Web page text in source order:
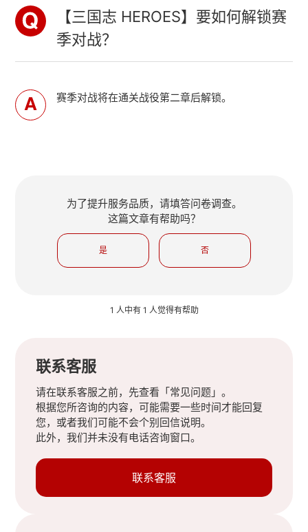
【三国志 HEROES】要如何解锁赛
季对战？
赛季对战将在通关战役第二章后解锁。
为了提升服务品质，请填答问卷调查。
这篇文章有帮助吗？
是 否
1 人中有 1 人觉得有帮助
联系客服
请在联系客服之前，先查看「常见问题」。
根据您所咨询的内容，可能需要一些时间才能回复
您，或者我们可能不会个别回信说明。
此外，我们并未没有电话咨询窗口。
联系客服